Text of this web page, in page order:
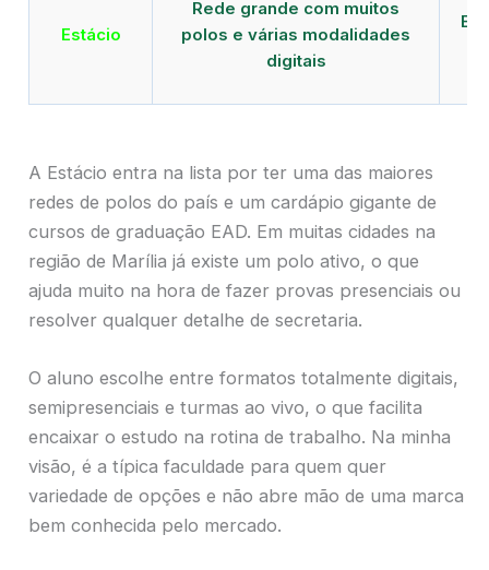
Estácio
Rede grande com muitos
polos e várias modalidades
digitais
A Estácio entra na lista por ter uma das maiores
redes de polos do país e um cardápio gigante de
cursos de graduação EAD. Em muitas cidades na
região de Marília já existe um polo ativo, o que
ajuda muito na hora de fazer provas presenciais ou
resolver qualquer detalhe de secretaria.
O aluno escolhe entre formatos totalmente digitais,
semipresenciais e turmas ao vivo, o que facilita
encaixar o estudo na rotina de trabalho. Na minha
visão, é a típica faculdade para quem quer
variedade de opções e não abre mão de uma marca
bem conhecida pelo mercado.